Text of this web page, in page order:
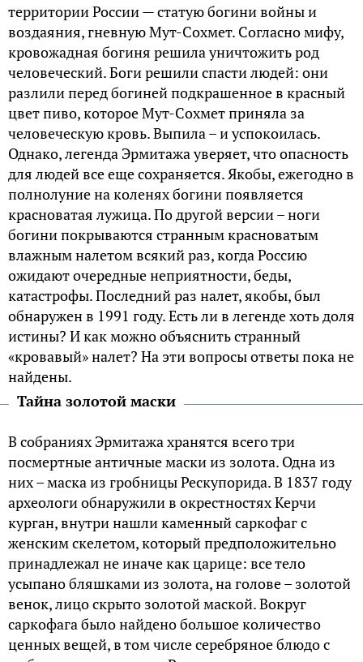
территории России — статую богини войны и
воздаяния, гневную Мут-Сохмет. Согласно мифу,
кровожадная богиня решила уничтожить род
человеческий. Боги решили спасти людей: они
разлили перед богиней подкрашенное в красный
цвет пиво, которое Мут-Сохмет приняла за
человеческую кровь. Выпила – и успокоилась.
Однако, легенда Эрмитажа уверяет, что опасность
для людей все еще сохраняется. Якобы, ежегодно в
полнолуние на коленях богини появляется
красноватая лужица. По другой версии – ноги
богини покрываются странным красноватым
влажным налетом всякий раз, когда Россию
ожидают очередные неприятности, беды,
катастрофы. Последний раз налет, якобы, был
обнаружен в 1991 году. Есть ли в легенде хоть доля
истины? И как можно объяснить странный
«кровавый» налет? На эти вопросы ответы пока не
найдены.
Тайна золотой маски
В собраниях Эрмитажа хранятся всего три
посмертные античные маски из золота. Одна из
них – маска из гробницы Рескупорида. В 1837 году
археологи обнаружили в окрестностях Керчи
курган, внутри нашли каменный саркофаг с
женским скелетом, который предположительно
принадлежал не иначе как царице: все тело
усыпано бляшками из золота, на голове – золотой
венок, лицо скрыто золотой маской. Вокруг
саркофага было найдено большое количество
ценных вещей, в том числе серебряное блюдо с